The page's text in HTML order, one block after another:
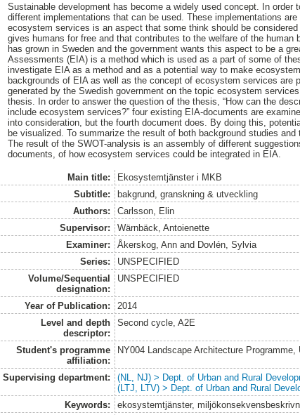
Sustainable development has become a widely used concept. In
different implementations that can be used. These implementations
ecosystem services is an aspect that some think should be
gives humans for free and that contributes to the welfare of the
has grown in Sweden and the government wants this aspect to be a
Assessments (EIA) is a method which is used as a part of some of
investigate EIA as a method and as a potential way to make
backgrounds of EIA as well as the concept of ecosystem services are
generated by the Swedish government on the topic ecosystem
thesis. In order to answer the question of the thesis, “How can the
include ecosystem services?” four existing EIA-documents are
into consideration, but the fourth document does. By doing this,
be visualized. To summarize the result of both background studies
The result of the SWOT-analysis is an assembly of different
documents, of how ecosystem services could be integrated in EIA.
Main title:
Ekosystemtjänster i MKB
Subtitle:
bakgrund, granskning & utveckling
Authors:
Carlsson, Elin
Supervisor:
Wärnbäck, Antoienette
Examiner:
Åkerskog, Annand Dovlén, Sylvia
Series:
UNSPECIFIED
Volume/Sequential
designation:
UNSPECIFIED
Year of Publication:
2014
Level and depth
descriptor:
Second cycle, A2E
Student's programme
affiliation:
NY004 Landscape Architecture Programme,
Supervising department:
(NL, NJ) > Dept. of Urban and Rural
(LTJ, LTV) > Dept. of Urban and Rural
Keywords:
ekosystemtjänster,